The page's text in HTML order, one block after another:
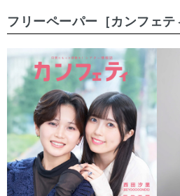
フリーペーパー［カンフェテ